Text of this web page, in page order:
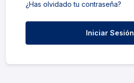
¿Has olvidado tu contraseña?
Iniciar Sesión